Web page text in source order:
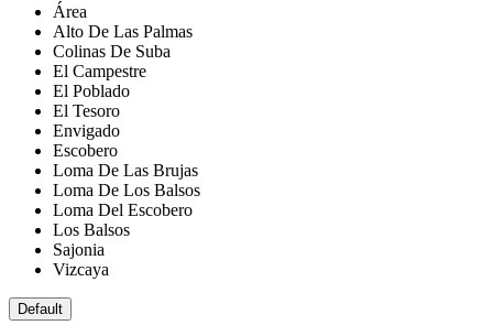
Área
Alto De Las Palmas
Colinas De Suba
El Campestre
El Poblado
El Tesoro
Envigado
Escobero
Loma De Las Brujas
Loma De Los Balsos
Loma Del Escobero
Los Balsos
Sajonia
Vizcaya
Default